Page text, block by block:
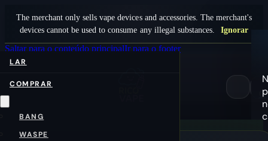
The merchant only sells vape devices and accessories. The merchant's
devices cannot be used to consume any illegal substances.
Ignorar
Saltar para o conteúdo principalIr para o footer
LAR
COMPRAR
BANG
WASPE
0